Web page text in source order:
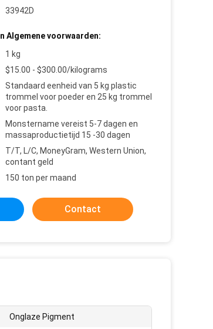
33942D
Algemene voorwaarden:
1 kg
$15.00 - $300.00/kilograms
Standaard eenheid van 5 kg plastic
trommel voor poeder en 25 kg trommel
voor pasta.
Monstername vereist 5-7 dagen en
massaproductietijd 15 -30 dagen
T/T, L/C, MoneyGram, Western Union,
contant geld
150 ton per maand
Contact
Onglaze Pigment